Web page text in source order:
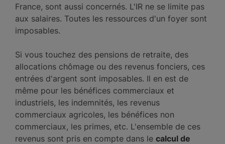
France, sont aussi concernés. L'IR ne se limite pas
aux salaires. Toutes les ressources d'un foyer sont
imposables.
Si vous touchez des pensions de retraite, des
allocations chômage ou des revenus fonciers, ces
entrées d'argent sont imposables. Il en est de
même pour les bénéfices commerciaux et
industriels, les indemnités, les revenus
commerciaux agricoles, les bénéfices non
commerciaux, les primes, etc. L'ensemble de ces
revenus sont pris en compte dans le calcul de